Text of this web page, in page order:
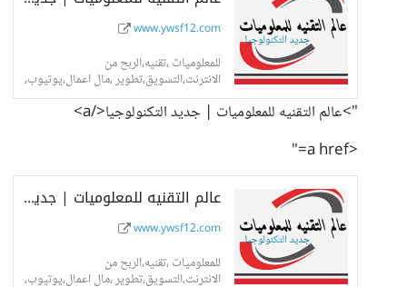
www.ywsf12.com
للمعلوميات ،تقنيه،الربح من
الانترنت،التسويق،تطوير ،مال اعمال،يوتيوب،
ادسنس.
">عالم التقنيه للمعلوميات | جديد التكنولوجيا</a>
<a href="
عالم التقنيه للمعلوميات | جديد التكنولوجيا
www.ywsf12.com
للمعلوميات ،تقنيه،الربح من
الانترنت،التسويق،تطوير ،مال اعمال،يوتيوب،